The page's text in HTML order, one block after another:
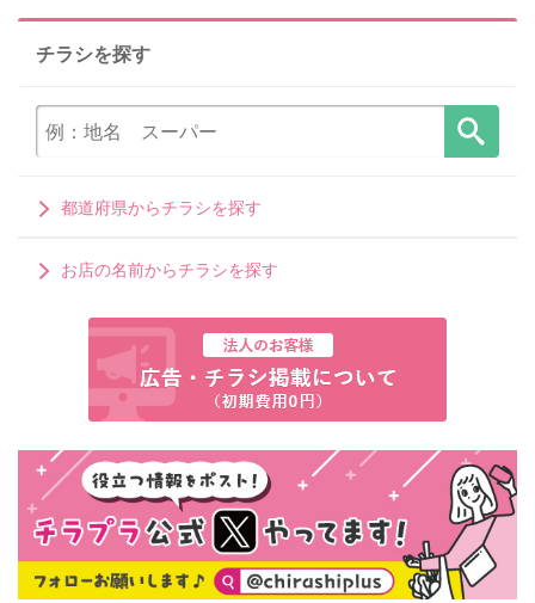
チラシを探す
都道府県からチラシを探す
お店の名前からチラシを探す